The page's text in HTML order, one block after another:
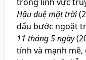
Hậu duệ mặt trời
dấu bước ngoặt
11 tháng 5 ngày
tính và mạnh